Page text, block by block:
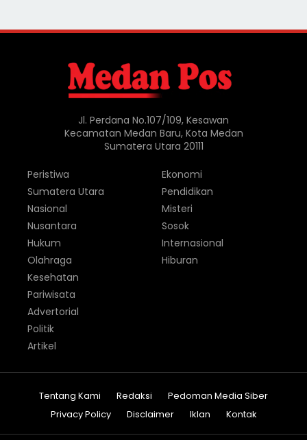
Jl. Perdana No.107/109, Kesawan
Kecamatan Medan Baru, Kota Medan
Sumatera Utara 20111
Peristiwa
Sumatera Utara
Nasional
Nusantara
Hukum
Olahraga
Ekonomi
Pendidikan
Misteri
Sosok
Internasional
Hiburan
Kesehatan
Pariwisata
Advertorial
Politik
Artikel
Tentang Kami Redaksi
Pedoman Media Siber
Privacy Policy
Disclaimer Iklan Kontak